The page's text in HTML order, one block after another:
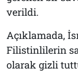
verildi.
Açıklamada,
Filistinlilerin
olarak gizli